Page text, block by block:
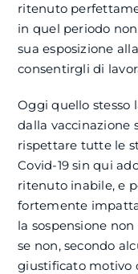
ritenuto
in quel periodo
sua esposizione
consentirgli di
Oggi quello stesso
dalla vaccinazione
rispettare tutte le
Covid-19 sin qui
ritenuto inabile, e
fortemente
la sospensione
se non, secondo
giustificato motivo